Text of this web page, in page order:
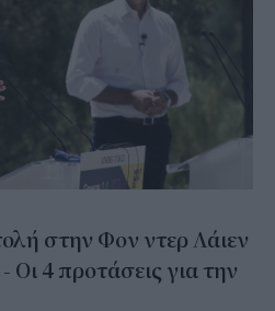
στην Φον ντερ Λάιεν
Οι 4 προτάσεις για την